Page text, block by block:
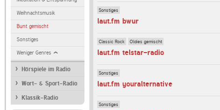
Weihnachtsmusik
Bunt gemischt
Sonstiges
Weniger Genres
Hörspiele im Radio
Wort- & Sport-Radio
Klassik-Radio
Sonstiges
laut.fm bwur
Classic Rock Oldies gemischt
laut.fm telstar-radio
Sonstiges
laut.fm youralternative
Sonstiges